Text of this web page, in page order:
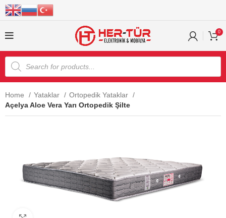
0
Home Yataklar
Ortopedik Yataklar
Açelya Aloe Vera Yarı Ortopedik Şilte